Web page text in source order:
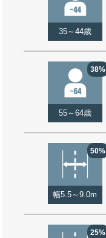
35～44歳
38%
55～64歳
50%
幅5.5～9.0m
25%